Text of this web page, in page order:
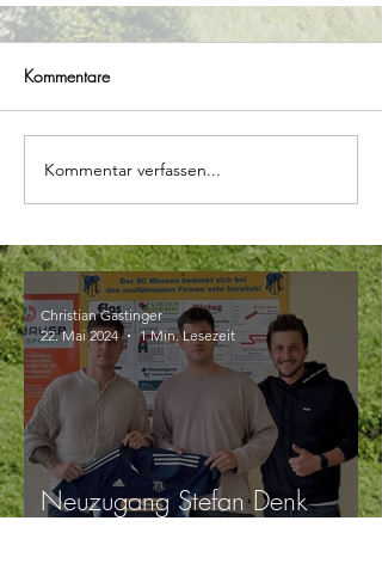
Kommentare
Kommentar verfassen...
Neuzugang Stefan Denk
Christian Gastinger
22. Mai 2024
1 Min. Lesezeit